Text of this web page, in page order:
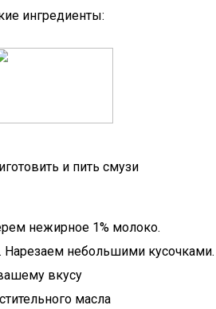
ингредиенты:
и пить смузи
нежирное 1% молоко.
Нарезаем небольшими кусочками.
вкусу
масла